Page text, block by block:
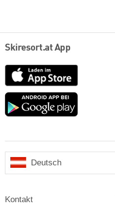
Skiresort.at App
App
Store
Google
Deutsch
Kontakt